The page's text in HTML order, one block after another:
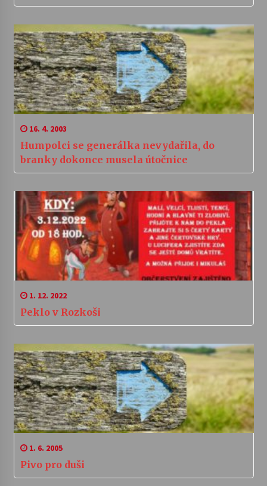
16. 4. 2003
Humpolci se generálka nevydařila, do
branky dokonce musela útočnice
1. 12. 2022
Peklo v Rozkoši
1. 6. 2005
Pivo pro duši